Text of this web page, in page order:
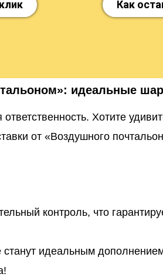
Как
идеальные
Хотите
от «Воздушного
контроль, что
станут идеальным